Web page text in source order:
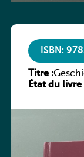
ISBN:
Titre :
État du livre